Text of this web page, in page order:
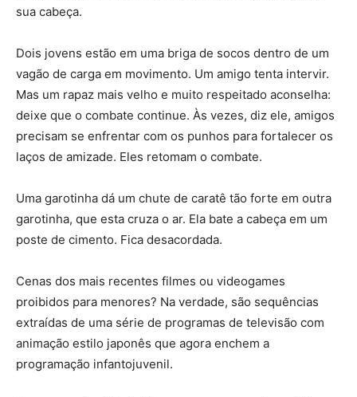
sua cabeça.
Dois jovens estão em uma briga de socos dentro de um
vagão de carga em movimento. Um amigo tenta intervir.
Mas um rapaz mais velho e muito respeitado aconselha:
deixe que o combate continue. Às vezes, diz ele, amigos
precisam se enfrentar com os punhos para fortalecer os
laços de amizade. Eles retomam o combate.
Uma garotinha dá um chute de caratê tão forte em outra
garotinha, que esta cruza o ar. Ela bate a cabeça em um
poste de cimento. Fica desacordada.
Cenas dos mais recentes filmes ou videogames
proibidos para menores? Na verdade, são sequências
extraídas de uma série de programas de televisão com
animação estilo japonês que agora enchem a
programação infantojuvenil.